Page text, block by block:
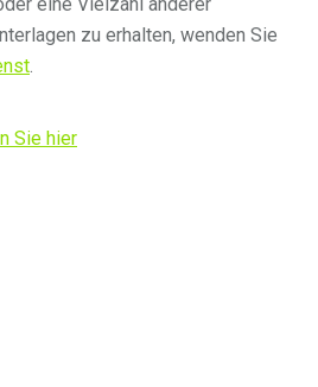
zu erhalten, wenden Sie
.
Sie hier